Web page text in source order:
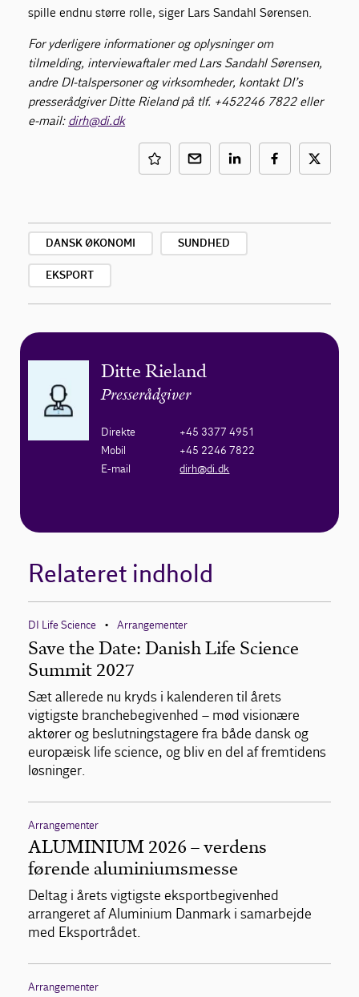
spille endnu større rolle, siger Lars Sandahl Sørensen.
For yderligere informationer og oplysninger om
tilmelding, interviewaftaler med Lars Sandahl Sørensen,
andre DI-talspersoner og virksomheder, kontakt DI’s
presserådgiver Ditte Rieland på tlf. +452246 7822 eller
e-mail: dirh@di.dk
DANSK ØKONOMI SUNDHED
EKSPORT
Ditte Rieland
Presserådgiver
Direkte
+45 3377 4951
Mobil
+45 2246 7822
E-mail
dirh@di.dk
Relateret indhold
DI Life Science • Arrangementer
Save the Date: Danish Life Science
Summit 2027
Sæt allerede nu kryds i kalenderen til årets
vigtigste branchebegivenhed – mød visionære
aktører og beslutningstagere fra både dansk og
europæisk life science, og bliv en del af fremtidens
løsninger.
Arrangementer
ALUMINIUM 2026 – verdens
førende aluminiumsmesse
Deltag i årets vigtigste eksportbegivenhed
arrangeret af Aluminium Danmark i samarbejde
med Eksportrådet.
Arrangementer